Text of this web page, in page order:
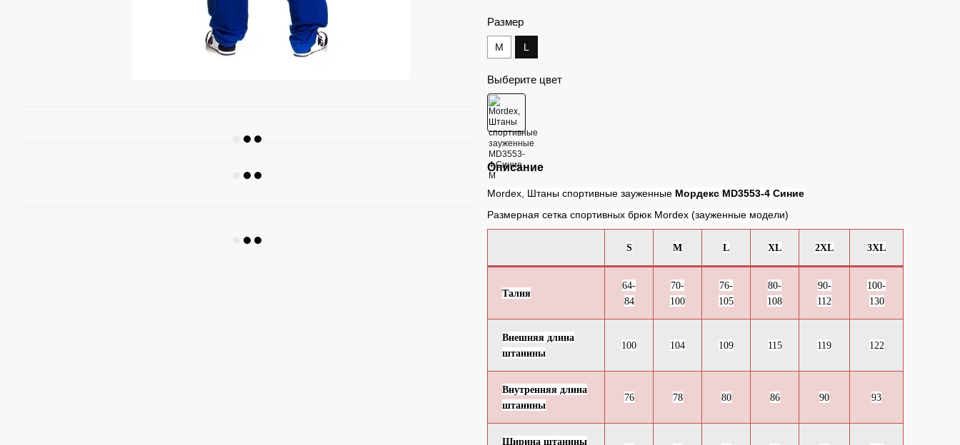
Размер
M L
Выберите цвет
Описание
Mordex, Штаны спортивные зауженные Мордекс MD3553-4 Синие
Размерная сетка спортивных брюк Mordex (зауженные модели)
S M L XL 2XL 3XL
Талия
64-
84
70-
100
76-
105
80-
108
90-
112
100-
130
Внешняя длина
штанины
100 104 109 115 119 122
Внутренняя длина
штанины
76 78 80 86 90 93
Ширина штанины